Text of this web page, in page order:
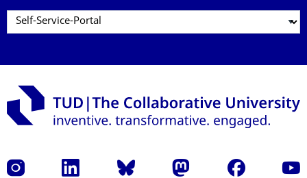
Instagram LinkedIn Bluesky Mastodon Facebook